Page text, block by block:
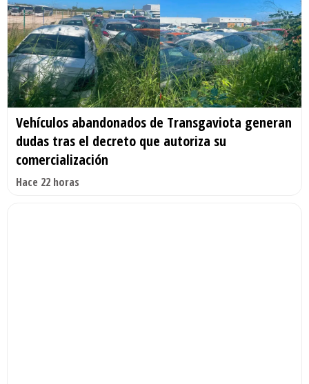
Vehículos abandonados de Transgaviota generan
dudas tras el decreto que autoriza su
comercialización
Hace 22 horas